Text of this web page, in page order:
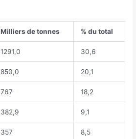
Milliers de tonnes % du total
1291,0 30,6
850,0 20,1
767 18,2
382,9 9,1
357 8,5